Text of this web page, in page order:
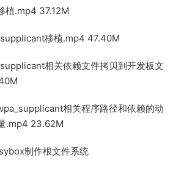
.mp4 37.12M
移植.mp4 47.40M
相关依赖文件拷贝到开发板文
相关程序路径和依赖的动
.mp4 23.62M
制作根文件系统